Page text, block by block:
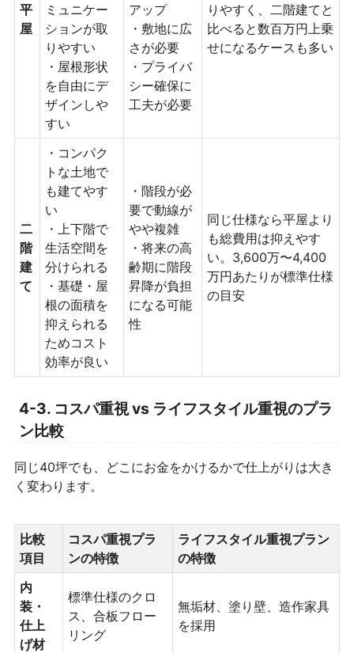
平
屋
ミュニケー
ションが取
りやすい
・屋根形状
を自由にデ
ザインしや
すい
アップ
・敷地に広
さが必要
・プライバ
シー確保に
工夫が必要
りやすく、二階建てと
比べると数百万円上乗
せになるケースも多い
二
階
建
て
・コンパク
トな土地で
も建てやす
い
・上下階で
生活空間を
分けられる
・基礎・屋
根の面積を
抑えられる
ためコスト
効率が良い
・階段が必
要で動線が
やや複雑
・将来の高
齢期に階段
昇降が負担
になる可能
性
同じ仕様なら平屋より
も総費用は抑えやす
い。3,600万〜4,400
万円あたりが標準仕様
の目安
4-3. コスパ重視 vs ライフスタイル重視のプラ
ン比較
同じ40坪でも、どこにお金をかけるかで仕上がりは大き
く変わります。
比較
項目
コスパ重視プラ
ンの特徴
ライフスタイル重視プラン
の特徴
内
装・
仕上
げ材
標準仕様のクロ
ス、合板フロー
リング
無垢材、塗り壁、造作家具
を採用